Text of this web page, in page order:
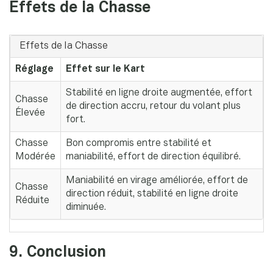
Effets de la Chasse
Effets de la Chasse
Réglage Effet sur le Kart
Chasse
Élevée
Stabilité en ligne droite augmentée, effort
de direction accru, retour du volant plus
fort.
Chasse
Modérée
Bon compromis entre stabilité et
maniabilité, effort de direction équilibré.
Chasse
Réduite
Maniabilité en virage améliorée, effort de
direction réduit, stabilité en ligne droite
diminuée.
9. Conclusion